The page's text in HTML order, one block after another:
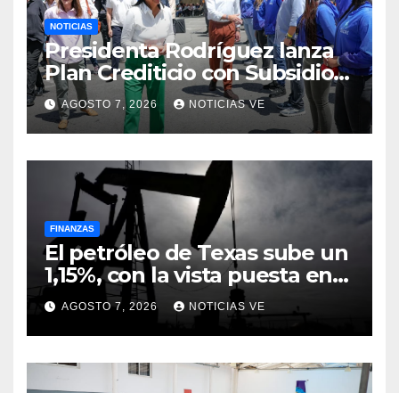
NOTICIAS
Presidenta Rodríguez lanza
Plan Crediticio con Subsidio
Directo en encuentro con
Juntas de Condominio
AGOSTO 7, 2026 NOTICIAS VE
FINANZAS
El petróleo de Texas sube un
1,15%, con la vista puesta en
el estrecho de Ormuz
AGOSTO 7, 2026 NOTICIAS VE